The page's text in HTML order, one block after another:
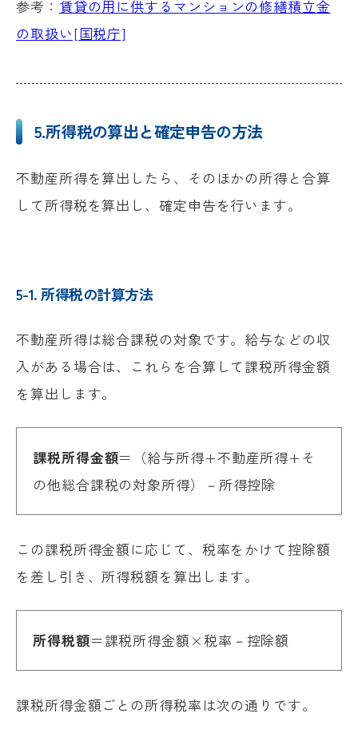
参考： 賃貸の用に供するマンションの修繕積立金
の取扱い[国税庁]
5.所得税の算出と確定申告の方法
不動産所得を算出したら、そのほかの所得と合算
して所得税を算出し、確定申告を行います。
5-1. 所得税の計算方法
不動産所得は総合課税の対象です。給与などの収
入がある場合は、これらを合算して課税所得金額
を算出します。
課税所得金額＝（給与所得+不動産所得+そ
の他総合課税の対象所得）－所得控除
この課税所得金額に応じて、税率をかけて控除額
を差し引き、所得税額を算出します。
所得税額＝課税所得金額×税率－控除額
課税所得金額ごとの所得税率は次の通りです。